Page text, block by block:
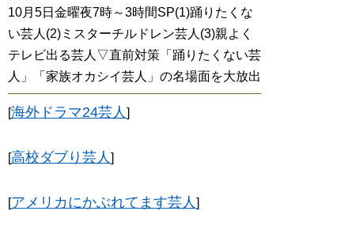
10月5日金曜夜7時～3時間SP(1)踊りたくな
い芸人(2)ミスターチルドレン芸人(3)親よく
テレビ出る芸人▽直前対策「踊りたくない芸
人」「家族オカシイ芸人」の名場面を大放出
[海外ドラマ24芸人]
[高校ダブり芸人]
[アメリカにかぶれてます芸人]